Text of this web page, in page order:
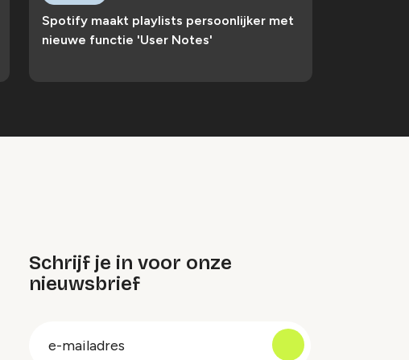
Spotify maakt playlists persoonlijker met
nieuwe functie 'User Notes'
Schrijf je in voor onze
nieuwsbrief